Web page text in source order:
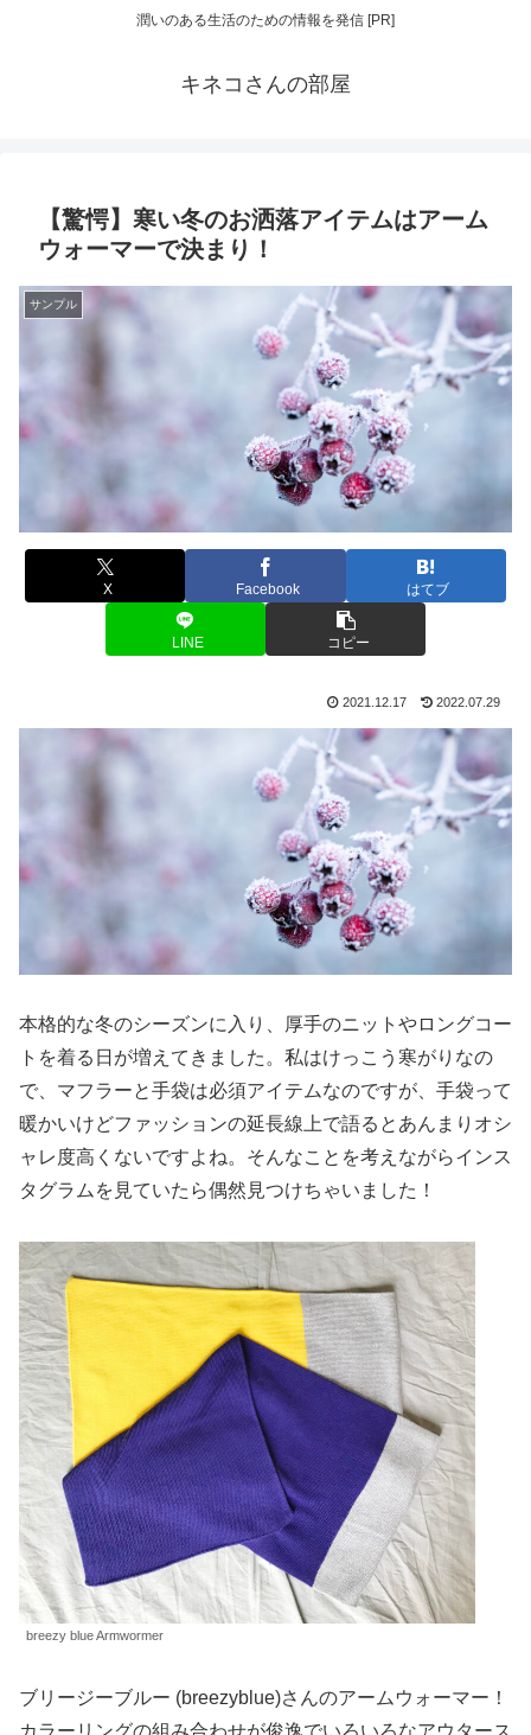
潤いのある生活のための情報を発信 [PR]
キネコさんの部屋
【驚愕】寒い冬のお洒落アイテムはアーム
ウォーマーで決まり！
サンプル
X Facebook はてブ
LINE コピー
2021.12.17 2022.07.29
本格的な冬のシーズンに入り、厚手のニットやロングコー
トを着る日が増えてきました。私はけっこう寒がりなの
で、マフラーと手袋は必須アイテムなのですが、手袋って
暖かいけどファッションの延長線上で語るとあんまりオシ
ャレ度高くないですよね。そんなことを考えながらインス
タグラムを見ていたら偶然見つけちゃいました！
breezy blue Armwormer
ブリージーブルー (breezyblue)さんのアームウォーマー！
カラーリングの組み合わせが俊逸でいろいろなアウタース